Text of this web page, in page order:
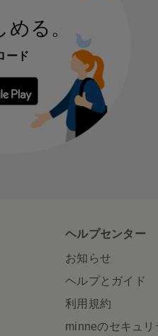
る。
ード
ウンロードGoogle Play で手に入れよ
ヘルプセンター
お知らせ
ヘルプとガイド
利用規約
minneのセキュリ